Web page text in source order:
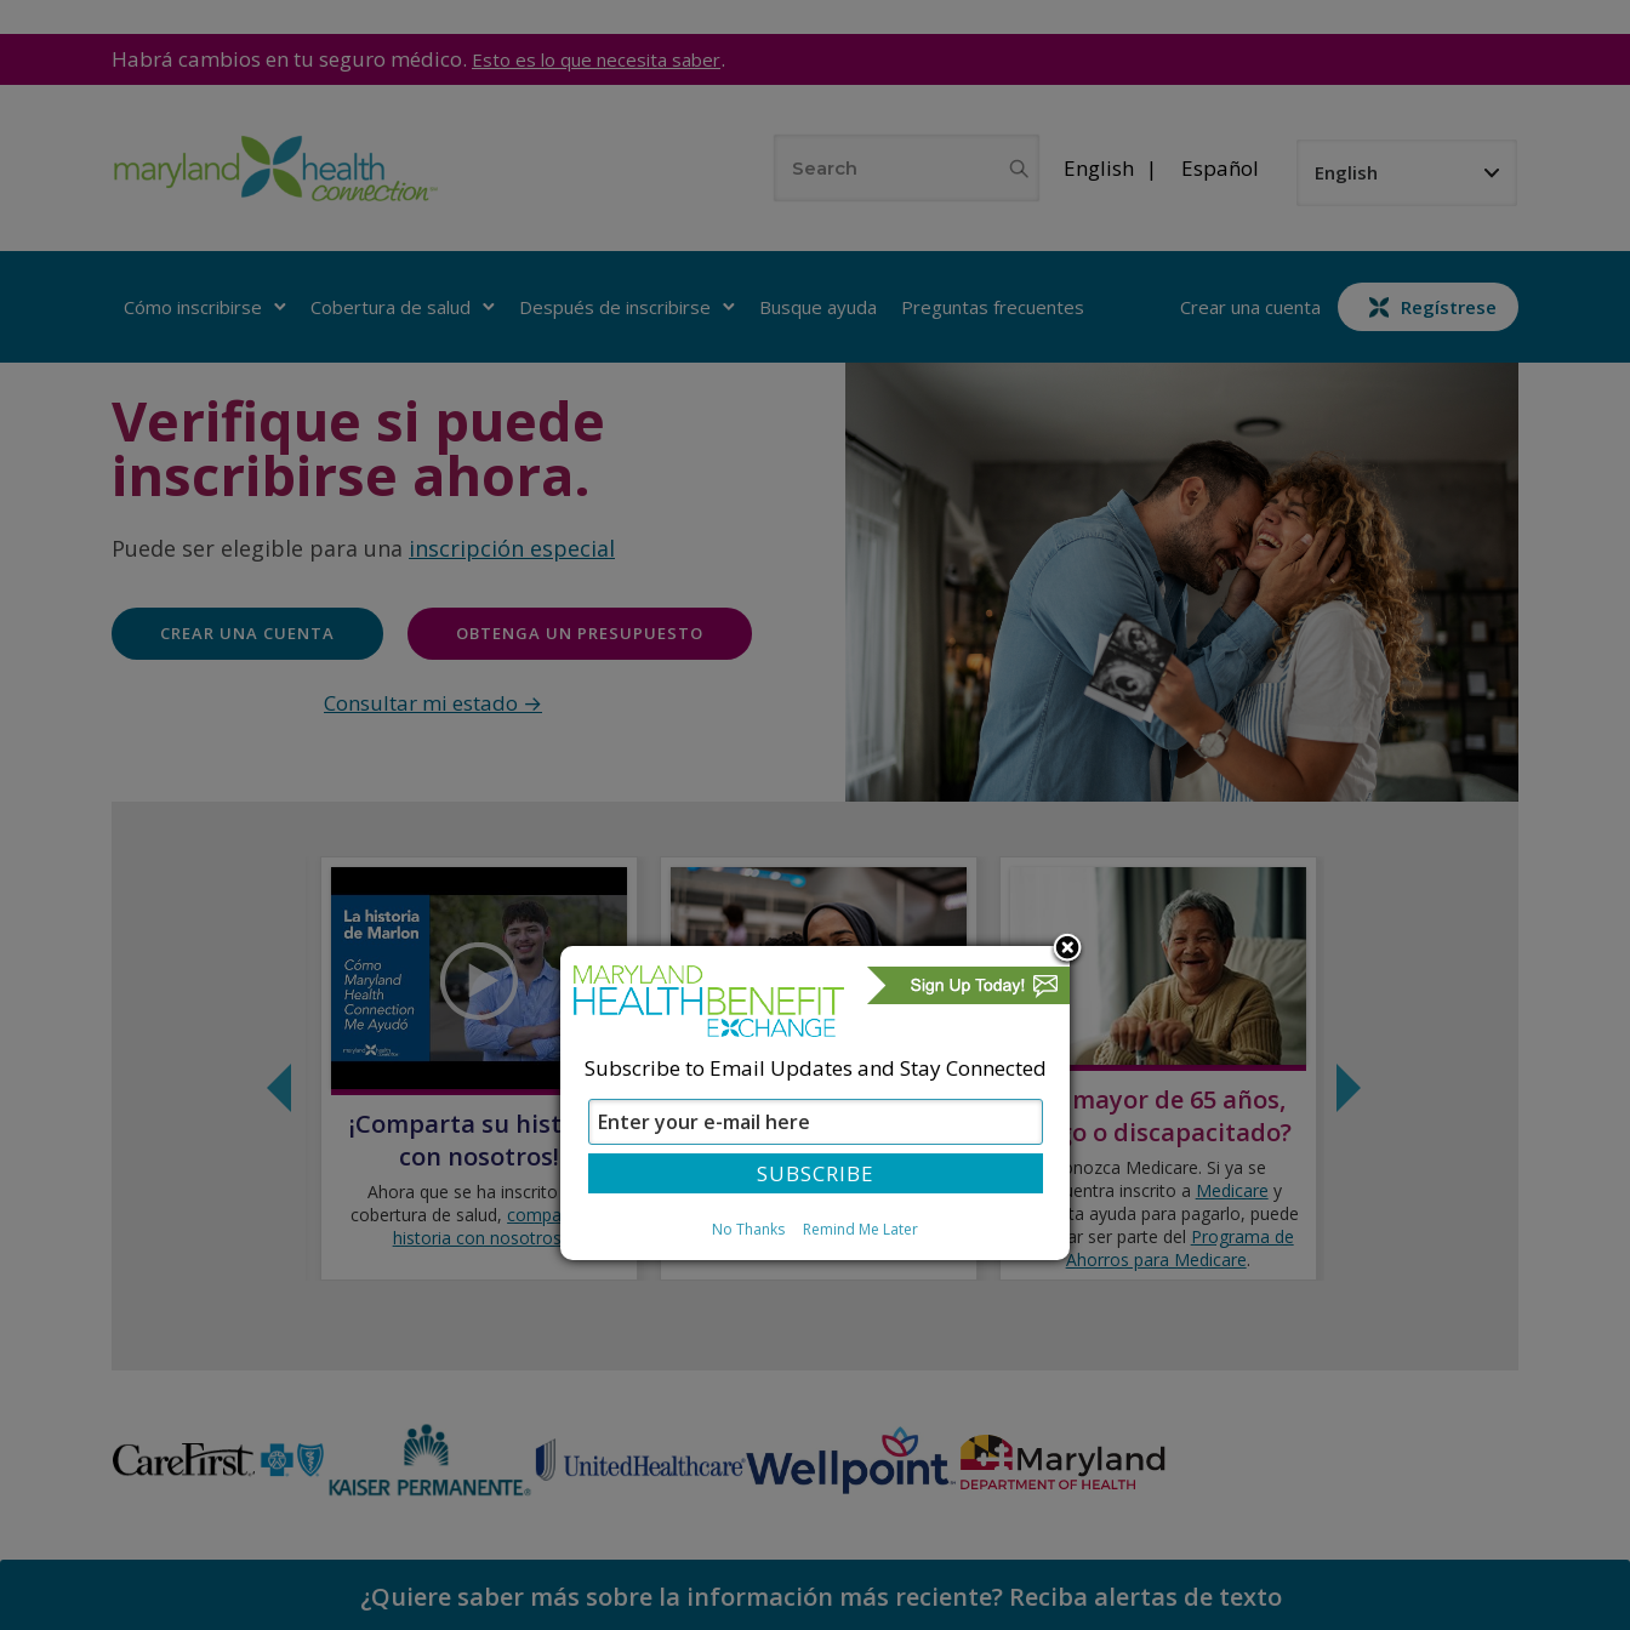
Habrá cambios en tu seguro médico. Esto es lo que necesita saber.
English Español
Cómo inscribirse Cobertura de salud Después de inscribirse Busque ayuda Preguntas frecuentes Crear una cuenta Regístrese
Verifique si puede
inscribirse ahora.
Puede ser elegible para una inscripción especial
CREAR UNA CUENTA OBTENGA UN PRESUPUESTO
Consultar mi estado →
¡Comparta su historia
con nosotros!
Ahora que se ha inscrito a la
cobertura de salud, comparta su
historia con nosotros.
Inmigración y
Elegibilidad
llegan cambios en los requisitos
federales de elegibilidad para
médicos.
¿Es mayor de 65 años,
ciego o discapacitado?
Conozca Medicare. Si ya se
encuentra inscrito a Medicarey
necesita ayuda para pagarlo, puede
solicitar ser parte del Programa de
Ahorros para Medicare.
¿Quiere saber más sobre la información más reciente? Reciba alertas de texto
Subscribe to Email Updates and Stay Connected
No Thanks Remind Me Later